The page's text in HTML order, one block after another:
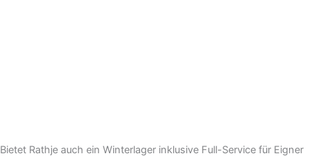
Bietet Rathje auch ein Winterlager inklusive Full-Service für Eigner